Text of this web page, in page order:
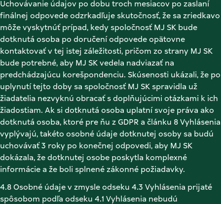
Uchovávanie údajov po dobu troch mesiacov po zaslaní
finálnej odpovede odzrkadľuje skutočnosť, že sa zriedkavo
môže vyskytnúť prípad, kedy spoločnosť MJ SK bude
dotknutá osoba po doručení odpovede opätovne
kontaktovať v tej istej záležitosti, pričom zo strany MJ SK
bude potrebné, aby MJ SK vedela nadviazať na
predchádzajúcu korešpondenciu. Skúsenosti ukázali, že po
uplynutí tejto doby sa spoločnosť MJ SK spravidla už
žiadatelia nezvyknú obracať s doplňujúcimi otázkami k ich
žiadostiam. Ak si dotknutá osoba uplatní svoje práva ako
dotknutá osoba, ktoré pre ňu z GDPR a článku 8 Vyhlásenia
vyplývajú, takéto osobné údaje dotknutej osoby sa budú
uchovávať 3 roky po konečnej odpovedi, aby MJ SK
dokázala, že dotknutej osobe poskytla komplexné
informácie a že boli splnené zákonné požiadavky.
4.8 Osobné údaje v zmysle odseku 4.3 Vyhlásenia prijaté
spôsobom podľa odseku 4.1 Vyhlásenia nebudú